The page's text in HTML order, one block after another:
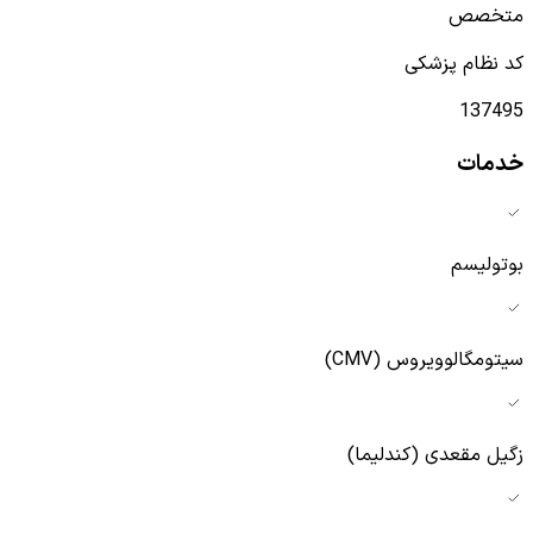
متخصص
کد نظام پزشکی
137495
خدمات
بوتولیسم
سیتومگالوویروس (CMV)
زگیل مقعدی (کندلیما)